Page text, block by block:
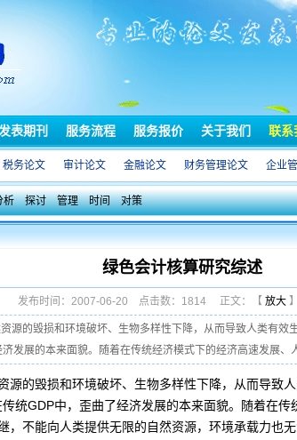
发表期刊 服务流程 服务报价 关于我们 联系
税务论文 审计论文 金融论文 财务管理论文 企业
析 探讨 管理 时间 对策
绿色会计核算研究综述
发布时间：2007-06-20 点击数：1814 正文：【 放大
毁损和环境破坏、生物多样性下降，从而导致人类有效生
发展的本来面貌。随着在传统经济模式下的经济高速发展、
的毁损和环境破坏、生物多样性下降，从而导致
传统GDP中，歪曲了经济发展的本来面貌。随着在
，不能向人类提供无限的自然资源，环境承载力也